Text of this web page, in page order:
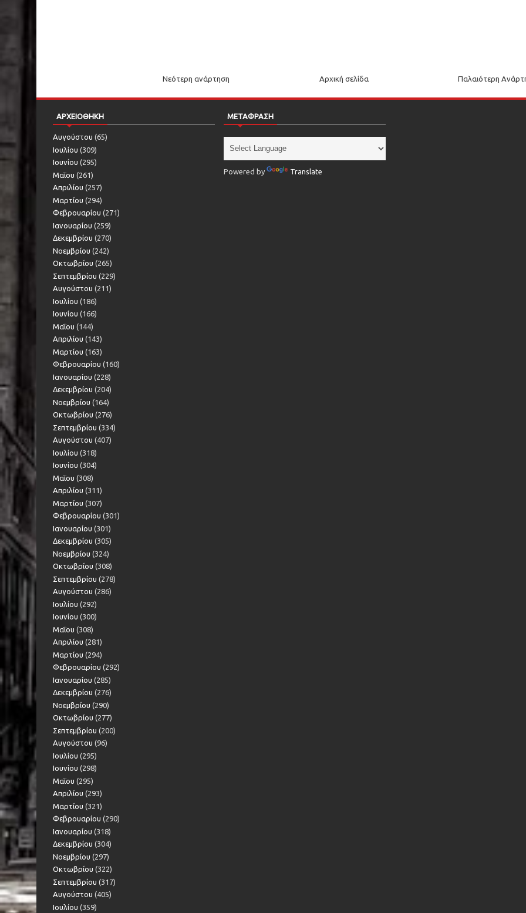
Νεότερη ανάρτηση Παλαιότερη
Αρχική σελίδα
ΑΡΧΕΙΟΘΗΚΗ
Αυγούστου (65)
Ιουλίου (309)
Ιουνίου (295)
Μαΐου (261)
Απριλίου (257)
Μαρτίου (294)
Φεβρουαρίου (271)
Ιανουαρίου (259)
Δεκεμβρίου (270)
Νοεμβρίου (242)
Οκτωβρίου (265)
Σεπτεμβρίου (229)
Αυγούστου (211)
Ιουλίου (186)
Ιουνίου (166)
Μαΐου (144)
Απριλίου (143)
Μαρτίου (163)
Φεβρουαρίου (160)
Ιανουαρίου (228)
Δεκεμβρίου (204)
Νοεμβρίου (164)
Οκτωβρίου (276)
Σεπτεμβρίου (334)
Αυγούστου (407)
Ιουλίου (318)
Ιουνίου (304)
Μαΐου (308)
Απριλίου (311)
Μαρτίου (307)
Φεβρουαρίου (301)
Ιανουαρίου (301)
Δεκεμβρίου (305)
Νοεμβρίου (324)
Οκτωβρίου (308)
Σεπτεμβρίου (278)
Αυγούστου (286)
Ιουλίου (292)
Ιουνίου (300)
Μαΐου (308)
Απριλίου (281)
Μαρτίου (294)
Φεβρουαρίου (292)
Ιανουαρίου (285)
Δεκεμβρίου (276)
Νοεμβρίου (290)
Οκτωβρίου (277)
Σεπτεμβρίου (200)
Αυγούστου (96)
Ιουλίου (295)
Ιουνίου (298)
Μαΐου (295)
Απριλίου (293)
Μαρτίου (321)
Φεβρουαρίου (290)
Ιανουαρίου (318)
Δεκεμβρίου (304)
Νοεμβρίου (297)
Οκτωβρίου (322)
Σεπτεμβρίου (317)
Αυγούστου (405)
Ιουλίου (359)
ΜΕΤΑΦΡΑΣΗ
Powered by Translate